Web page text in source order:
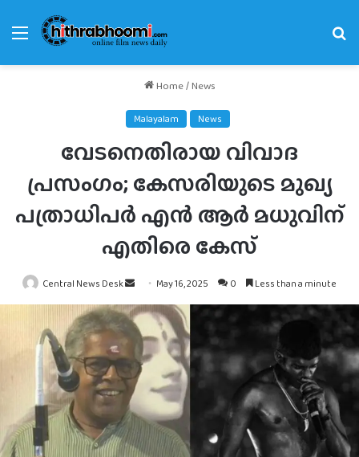
Menu
Home/News
Malayalam News
വേടനെതിരായ വിവാദ
പ്രസംഗം; കേസരിയുടെ മുഖ്യ
പത്രാധിപർ എൻ ആർ മധുവിന്
എതിരെ കേസ്
Central News Desk
Send
an
email
May 16, 2025 0 Less than a minute